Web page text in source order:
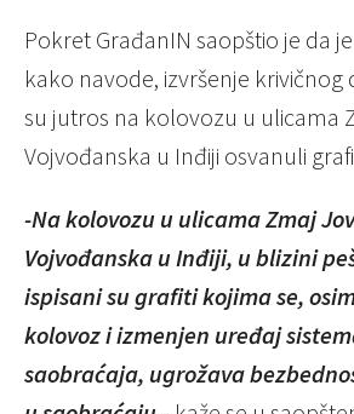
Pokret GrađanIN saopštio je da
kako navode, izvršenje krivičnog
su jutros na kolovozu u ulicama
Vojvođanska u Inđiji osvanuli
-Na kolovozu u ulicama Zmaj
Vojvođanska u Inđiji, u blizini
ispisani su grafiti kojima se,
kolovoz i izmenjen uređaj
saobraćaja, ugrožava